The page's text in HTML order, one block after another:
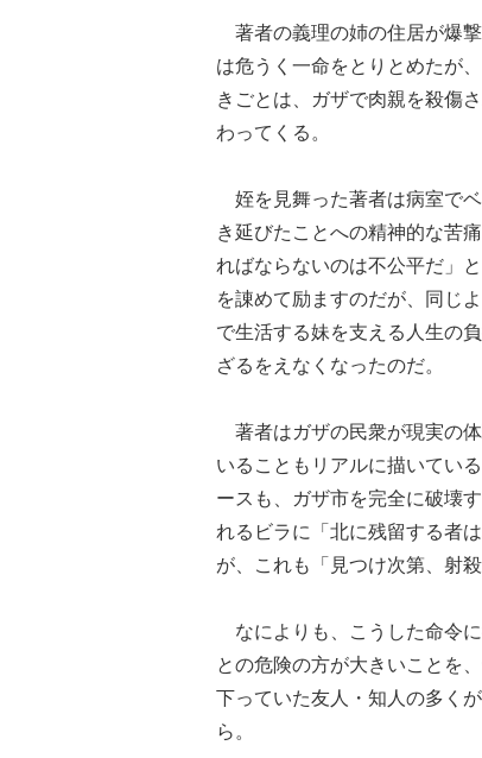
著者の義理の姉の住居が爆
は危うく一命をとりとめたが
きごとは、ガザで肉親を殺傷
わってくる。
姪を見舞った著者は病室で
き延びたことへの精神的な苦
ればならないのは不公平だ」
を諌めて励ますのだが、同じ
で生活する妹を支える人生の
ざるをえなくなったのだ。
著者はガザの民衆が現実の
いることもリアルに描いてい
ースも、ガザ市を完全に破壊
れるビラに「北に残留する者
が、これも「見つけ次第、射
なによりも、こうした命令
との危険の方が大きいことを
下っていた友人・知人の多く
ら。